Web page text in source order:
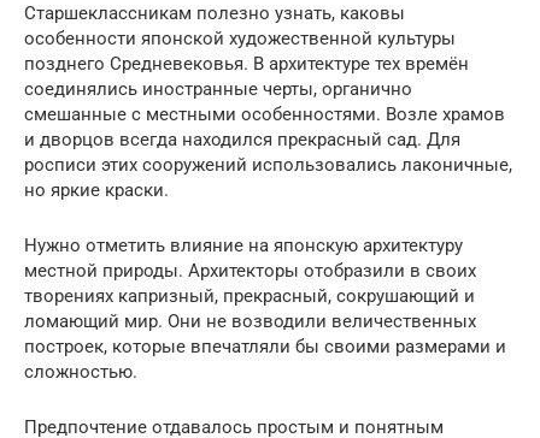
Старшеклассникам полезно узнать, каковы
особенности японской художественной культуры
позднего Средневековья. В архитектуре тех времён
соединялись иностранные черты, органично
смешанные с местными особенностями. Возле храмов
и дворцов всегда находился прекрасный сад. Для
росписи этих сооружений использовались лаконичные,
но яркие краски.
Нужно отметить влияние на японскую архитектуру
местной природы. Архитекторы отобразили в своих
творениях капризный, прекрасный, сокрушающий и
ломающий мир. Они не возводили величественных
построек, которые впечатляли бы своими размерами и
сложностью.
Предпочтение отдавалось простым и понятным